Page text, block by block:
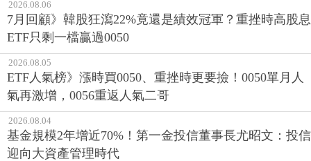
2026.08.06
7月回顧》韓股狂瀉22%竟還是績效冠軍？重挫時高股息
ETF只剩一檔贏過0050
2026.08.05
ETF人氣榜》漲時買0050、重挫時更要撿！0050單月人
氣再激增，0056重返人氣二哥
2026.08.04
基金規模2年增近70%！第一金投信董事長尤昭文：投信
迎向大資產管理時代